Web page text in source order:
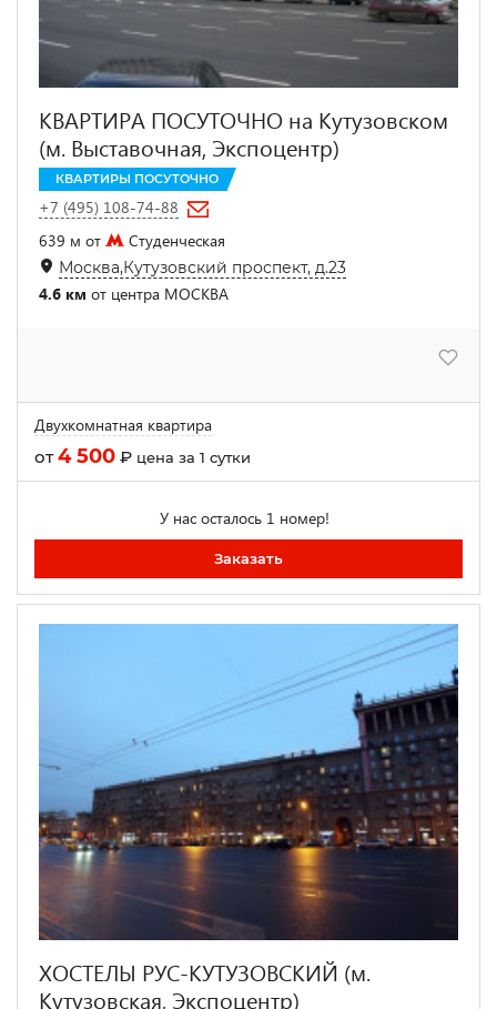
КВАРТИРА ПОСУТОЧНО на Кутузовском
(м. Выставочная, Экспоцентр)
КВАРТИРЫ ПОСУТОЧНО
+7 (495) 108-74-88
639 м от
Студенческая
Москва,Кутузовский проспект, д.23
4.6 км от центра МОСКВА
Двухкомнатная квартира
от4 500 ₽ цена за 1 сутки
У нас осталось 1 номер!
Заказать
ХОСТЕЛЫ РУС-КУТУЗОВСКИЙ (м.
Кутузовская, Экспоцентр)